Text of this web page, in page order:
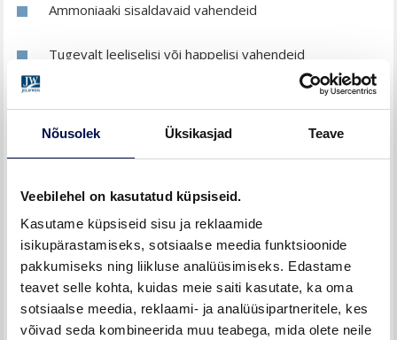
Nõusolek Üksikasjad Teave
Veebilehel on kasutatud küpsiseid.
Kasutame küpsiseid sisu ja reklaamide
isikupärastamiseks, sotsiaalse meedia funktsioonide
pakkumiseks ning liikluse analüüsimiseks. Edastame
teavet selle kohta, kuidas meie saiti kasutate, ka oma
sotsiaalse meedia, reklaami- ja analüüsipartneritele, kes
võivad seda kombineerida muu teabega, mida olete neile
Ammoniaaki sisaldavaid vahendeid
Tugevalt leeliselisi või happelisi vahendeid
Juhime tähelepanu, et pinna ebaühtlase mehaanilise
kulumise tulemusena võib tekkida ebaühtlane läige.
vajadusel pingutage kinnituskruvisid. Õlitage lukku vähemalt
kord aastas. Tihendid ei nõua erihoolt, puhastage tihendid
koos uksega. Kui tihend on purunenud, asendage uue
tihendiga.